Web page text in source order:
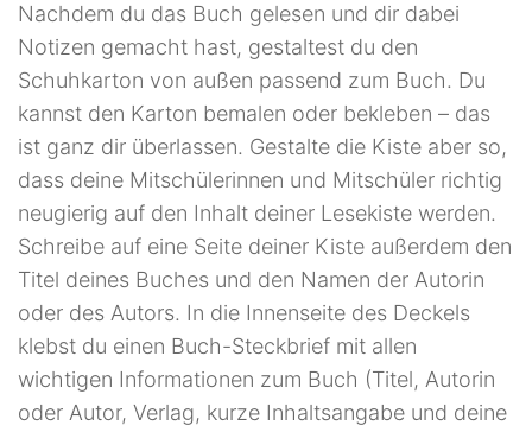
Nachdem du das Buch gelesen und dir dabei
Notizen gemacht hast, gestaltest du den
Schuhkarton von außen passend zum Buch. Du
kannst den Karton bemalen oder bekleben – das
ist ganz dir überlassen. Gestalte die Kiste aber so,
dass deine Mitschülerinnen und Mitschüler richtig
neugierig auf den Inhalt deiner Lesekiste werden.
Schreibe auf eine Seite deiner Kiste außerdem den
Titel deines Buches und den Namen der Autorin
oder des Autors. In die Innenseite des Deckels
klebst du einen Buch-Steckbrief mit allen
wichtigen Informationen zum Buch (Titel, Autorin
oder Autor, Verlag, kurze Inhaltsangabe und deine